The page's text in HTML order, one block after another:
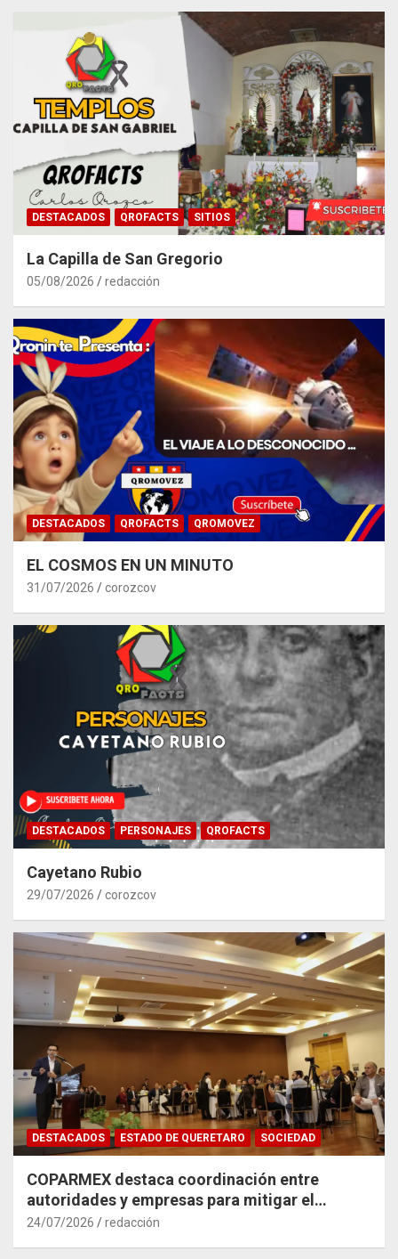
DESTACADOS QROFACTS SITIOS
La Capilla de San Gregorio
05/08/2026 redacción
DESTACADOS QROFACTS QROMOVEZ
EL COSMOS EN UN MINUTO
31/07/2026 corozcov
DESTACADOS PERSONAJES QROFACTS
Cayetano Rubio
29/07/2026 corozcov
DESTACADOS ESTADO DE QUERETARO SOCIEDAD
COPARMEX destaca coordinación entre
autoridades y empresas para mitigar el
impacto del Tren México–Querétaro
24/07/2026 redacción